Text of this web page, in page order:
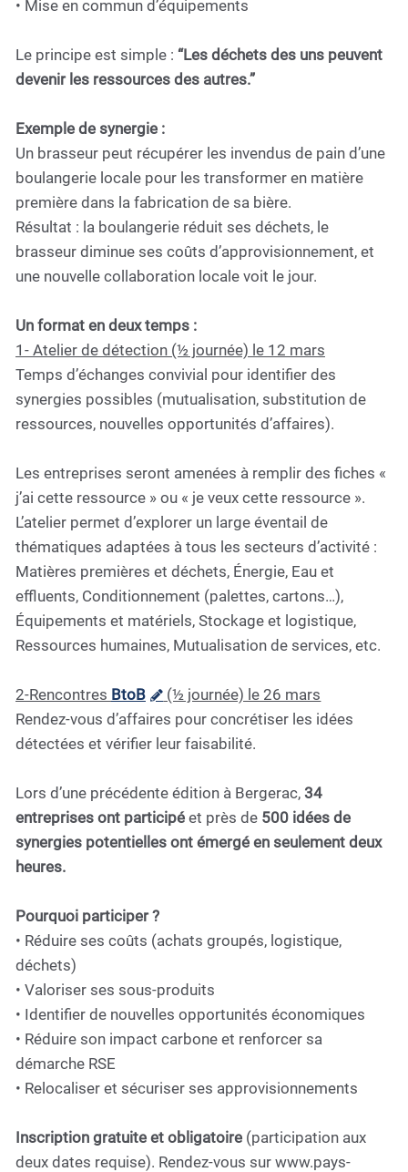
• Mise en commun d’équipements
Le principe est simple : “Les déchets des uns peuvent
devenir les ressources des autres.”
Exemple de synergie :
Un brasseur peut récupérer les invendus de pain d’une
boulangerie locale pour les transformer en matière
première dans la fabrication de sa bière.
Résultat : la boulangerie réduit ses déchets, le
brasseur diminue ses coûts d’approvisionnement, et
une nouvelle collaboration locale voit le jour.
Un format en deux temps :
1️- Atelier de détection (½ journée) le 12 mars
Temps d’échanges convivial pour identifier des
synergies possibles (mutualisation, substitution de
ressources, nouvelles opportunités d’affaires).
Les entreprises seront amenées à remplir des fiches «
j’ai cette ressource » ou « je veux cette ressource ».
L’atelier permet d’explorer un large éventail de
thématiques adaptées à tous les secteurs d’activité :
Matières premières et déchets, Énergie, Eau et
effluents, Conditionnement (palettes, cartons…),
Équipements et matériels, Stockage et logistique,
Ressources humaines, Mutualisation de services, etc.
2️-Rencontres BtoB
(½ journée) le 26 mars
Rendez-vous d’affaires pour concrétiser les idées
détectées et vérifier leur faisabilité.
Lors d’une précédente édition à Bergerac, 34
entreprises ont participé et près de 500 idées de
synergies potentielles ont émergé en seulement deux
heures.
Pourquoi participer ?
• Réduire ses coûts (achats groupés, logistique,
déchets)
• Valoriser ses sous-produits
• Identifier de nouvelles opportunités économiques
• Réduire son impact carbone et renforcer sa
démarche RSE
• Relocaliser et sécuriser ses approvisionnements
Inscription gratuite et obligatoire (participation aux
deux dates requise). Rendez-vous sur www.pays-